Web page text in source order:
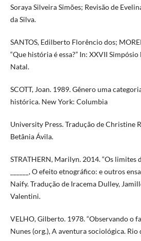
Soraya Silveira Simões; Revisão de
da Silva.
SANTOS, Edilberto Florêncio dos;
“Que história é essa?” In: XXVII
Natal.
SCOTT, Joan. 1989. Gênero uma
histórica. New York: Columbia
University Press. Tradução de Christine
Betânia Ávila.
STRATHERN, Marilyn. 2014. “Os limites
______, O efeito etnográfico: e outros
Naify. Tradução de Iracema Dulley,
Valentini.
VELHO, Gilberto. 1978. “Observando o
Nunes (org.), A aventura sociológica. Rio